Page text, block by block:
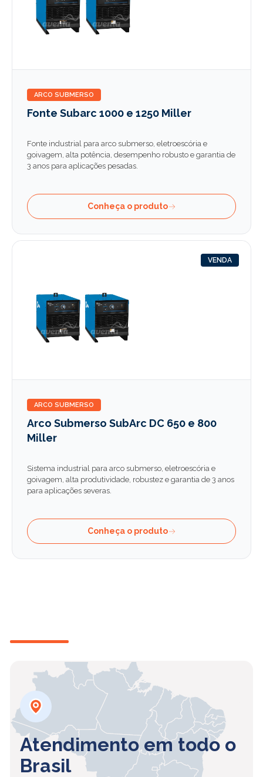
ARCO SUBMERSO
Fonte Subarc 1000 e 1250 Miller
Fonte industrial para arco submerso, eletroescória e
goivagem, alta potência, desempenho robusto e garantia de
3 anos para aplicações pesadas.
Conheça o produto
VENDA
ARCO SUBMERSO
Arco Submerso SubArc DC 650 e 800
Miller
Sistema industrial para arco submerso, eletroescória e
goivagem, alta produtividade, robustez e garantia de 3 anos
para aplicações severas.
Conheça o produto
Atendimento em todo o
Brasil